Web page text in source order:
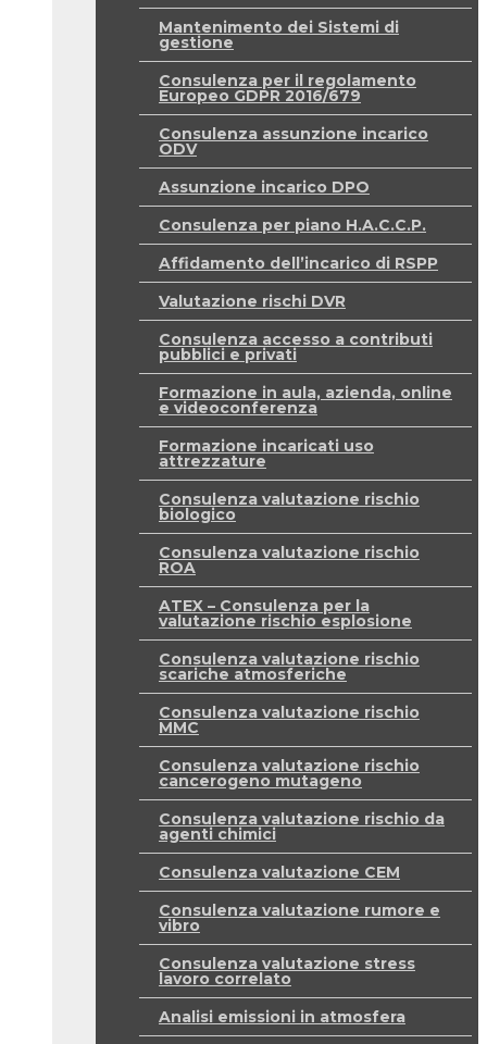
Mantenimento dei Sistemi di
gestione
Consulenza per il regolamento
Europeo GDPR 2016/679
Consulenza assunzione incarico
ODV
Assunzione incarico DPO
Consulenza per piano H.A.C.C.P.
Affidamento dell’incarico di RSPP
Valutazione rischi DVR
Consulenza accesso a contributi
pubblici e privati
Formazione in aula, azienda, online
e videoconferenza
Formazione incaricati uso
attrezzature
Consulenza valutazione rischio
biologico
Consulenza valutazione rischio
ROA
ATEX – Consulenza per la
valutazione rischio esplosione
Consulenza valutazione rischio
scariche atmosferiche
Consulenza valutazione rischio
MMC
Consulenza valutazione rischio
cancerogeno mutageno
Consulenza valutazione rischio da
agenti chimici
Consulenza valutazione CEM
Consulenza valutazione rumore e
vibro
Consulenza valutazione stress
lavoro correlato
Analisi emissioni in atmosfera